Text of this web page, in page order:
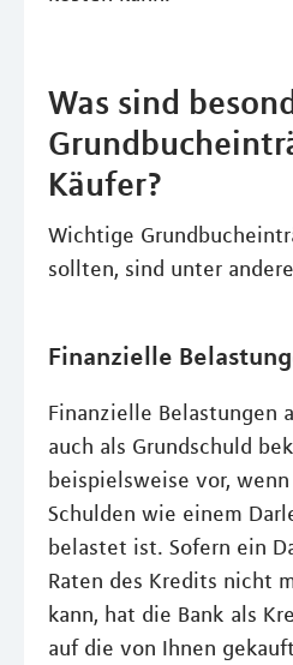
Was sind
Käufer?
Wichtige
sollten, sind unter
Finanzielle
Finanzielle Belastungen
auch als Grundschuld
beispielsweise vor,
Schulden wie einem
belastet ist. Sofern ein
Raten des Kredits nicht
kann, hat die Bank als
auf die von Ihnen